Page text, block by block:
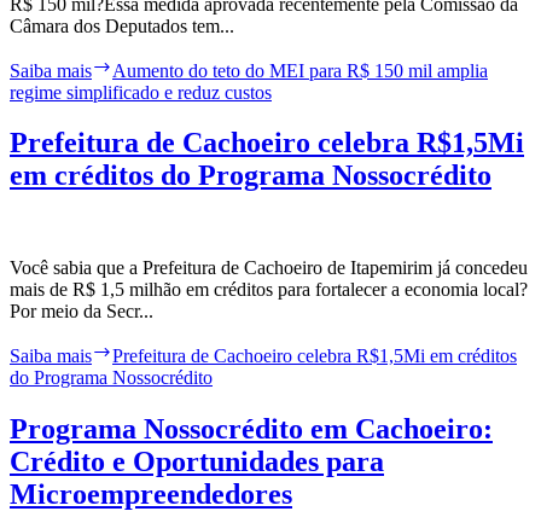
Câmara dos Deputados tem...
Saiba mais
Aumento do teto do MEI para R$ 150 mil amplia
regime simplificado e reduz custos
Prefeitura de Cachoeiro celebra R$1,5Mi
em créditos do Programa Nossocrédito
Você sabia que a Prefeitura de Cachoeiro de Itapemirim já concedeu
mais de R$ 1,5 milhão em créditos para fortalecer a economia local?
Por meio da Secr...
Saiba mais
Prefeitura de Cachoeiro celebra R$1,5Mi em créditos
do Programa Nossocrédito
Programa Nossocrédito em Cachoeiro:
Crédito e Oportunidades para
Microempreendedores